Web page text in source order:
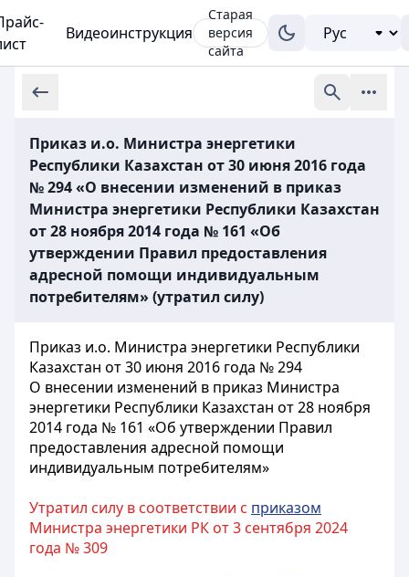
Видеоинструкция
Старая
версия
сайта
Приказ и.о. Министра энергетики
Республики Казахстан от 30 июня 2016 года
№ 294 «О внесении изменений в приказ
Министра энергетики Республики Казахстан
от 28 ноября 2014 года № 161 «Об
утверждении Правил предоставления
адресной помощи индивидуальным
потребителям» (утратил силу)
Приказ и.о. Министра энергетики Республики
Казахстан от 30 июня 2016 года № 294
О внесении изменений в приказ Министра
энергетики Республики Казахстан от 28 ноября
2014 года № 161 «Об утверждении Правил
предоставления адресной помощи
индивидуальным потребителям»
Утратил силу в соответствии с приказом
Министра энергетики РК от 3 сентября 2024
года № 309